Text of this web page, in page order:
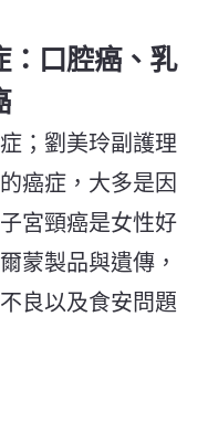
：口腔癌、乳
；劉美玲副護理
癌症，大多是因
宮頸癌是女性好
蒙製品與遺傳，
良以及食安問題